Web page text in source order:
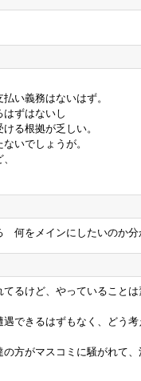
い義務はないはず。
ずはないし
る根拠が乏しい。
いでしょうが。
何をメインにしたいのか分
るけど、やっていること
できるはずもなく、どう
方がマスコミに騒がれて